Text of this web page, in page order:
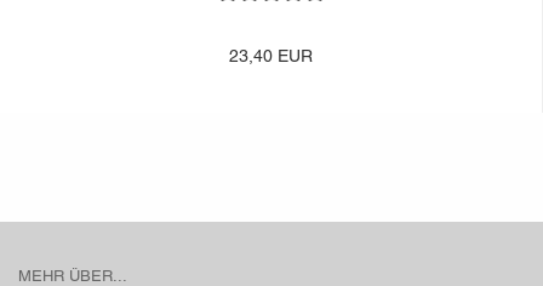
23,40 EUR
MEHR ÜBER...